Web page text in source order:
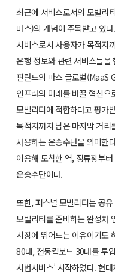
최근에 서비스로서의 모빌
마스)의 개념이 주목받고 있
서비스로서 사용자가 목적지
운행 정보와 관련 서비스들을
핀란드의 마스 글로벌(MaaS
인프라의 미래를 바꿀 혁신으
모빌리티에 적합하다고 평가
목적지까지 남은 마지막 거리
사용하는 운송수단을 의미한
이용해 도착한 역, 정류장부
운송수단이다.
또한, 퍼스널 모빌리티는 공
모빌리티를 준비하는 완성차
시장에 뛰어드는 이유이기도
80대, 전동킥보드 30대를 투
시범서비스’ 시작하였다. 현